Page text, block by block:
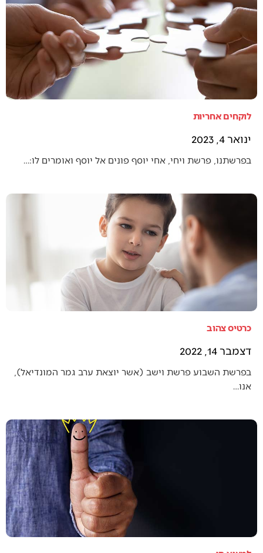
לוקחים אחריות
ינואר 4, 2023
בפרשתנו, פרשת ויחי, אחי יוסף פונים אל יוסף ואומרים לו:…
כרטיס צהוב
דצמבר 14, 2022
בפרשת השבוע פרשת וישב (אשר יוצאת ערב גמר המונדיאל),
אנו…